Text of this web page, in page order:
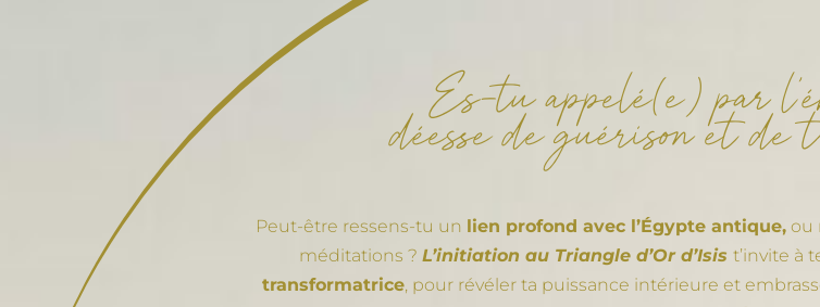
Es-tu appelé(e) par
déesse de guérison et de
Peut-être ressens-tu un lien profond avec l’Égypte antique, ou
méditations ? L’initiation au Triangle d’Or d’Isis t’invite à
transformatrice, pour révéler ta puissance intérieure et